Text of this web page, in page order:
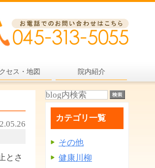
セス・地図 院内紹介
とさ
カテゴリ一覧
その他
健康川柳